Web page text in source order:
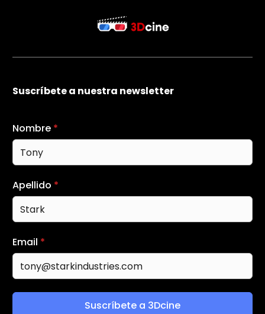
Suscríbete a nuestra newsletter
Nombre *
Apellido *
Email *
Suscríbete a 3Dcine